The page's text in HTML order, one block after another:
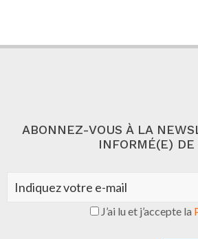
ABONNEZ-VOUS À LA
INFORMÉ(E)
J’ai lu et j’accepte la